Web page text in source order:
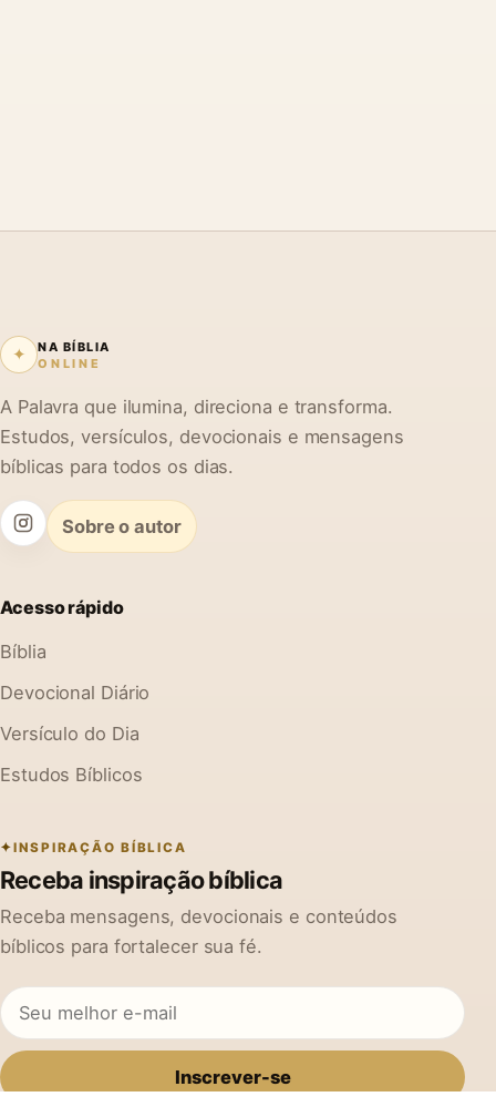
✦
NA BÍBLIA
ONLINE
A Palavra que ilumina, direciona e transforma.
Estudos, versículos, devocionais e mensagens
bíblicas para todos os dias.
Sobre o autor
Acesso rápido
Bíblia
Devocional Diário
Versículo do Dia
Estudos Bíblicos
INSPIRAÇÃO BÍBLICA
Receba inspiração bíblica
Receba mensagens, devocionais e conteúdos
bíblicos para fortalecer sua fé.
Inscrever-se